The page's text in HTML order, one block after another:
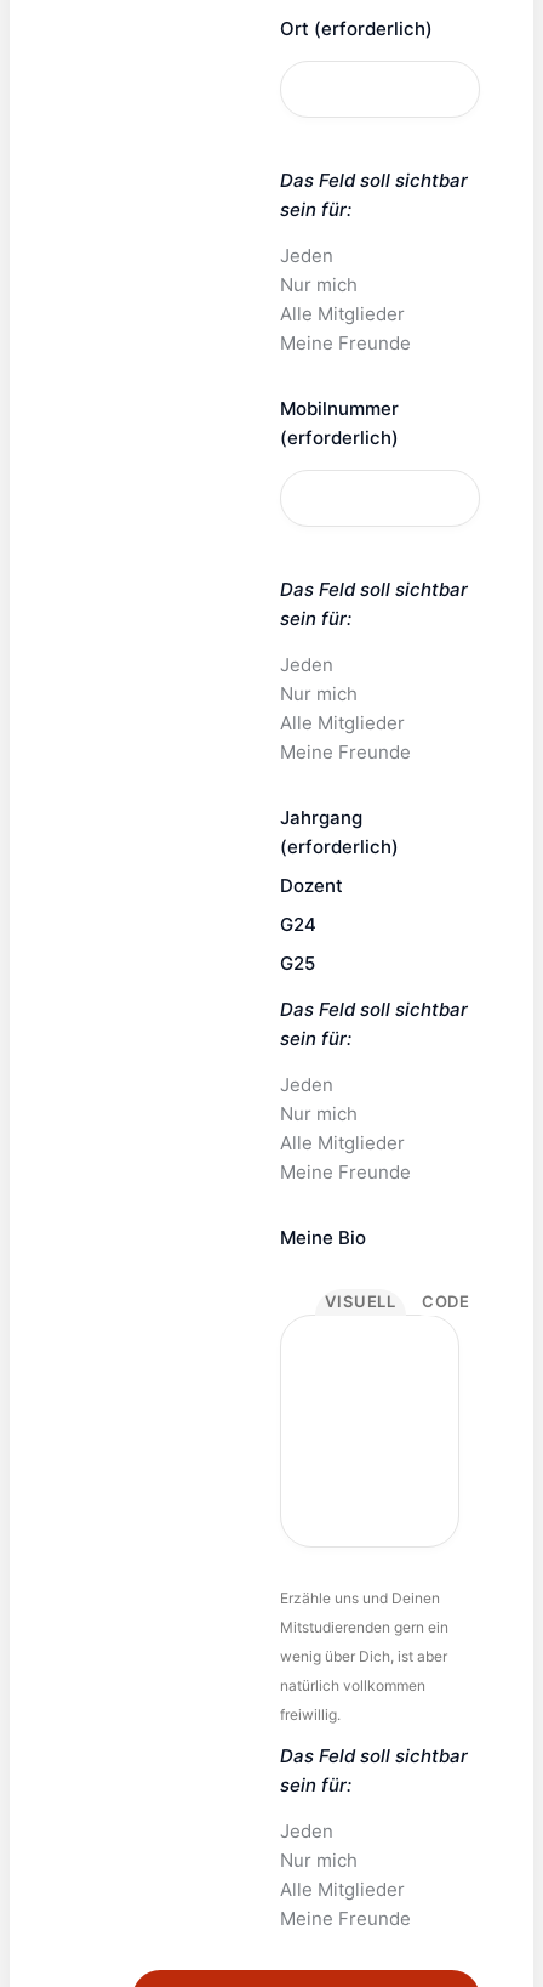
Ort (erforderlich)
Das Feld soll sichtbar
sein für:
Jeden
Nur mich
Alle Mitglieder
Meine Freunde
Mobilnummer
(erforderlich)
Das Feld soll sichtbar
sein für:
Jeden
Nur mich
Alle Mitglieder
Meine Freunde
Jahrgang
(erforderlich)
Dozent
G24
G25
Das Feld soll sichtbar
sein für:
Jeden
Nur mich
Alle Mitglieder
Meine Freunde
Meine Bio
VISUELL CODE
Erzähle uns und Deinen
Mitstudierenden gern ein
wenig über Dich, ist aber
natürlich vollkommen
freiwillig.
Das Feld soll sichtbar
sein für:
Jeden
Nur mich
Alle Mitglieder
Meine Freunde